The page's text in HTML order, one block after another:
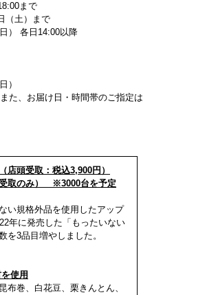
まで
（土）まで
） 各日14:00以降
）
た、お届け日・時間帯のご指定は
店頭受取：税込3,900円）
取のみ） ※3000台を予定
い規格外品を使用したアップ
年に発売した「もったいない
を3品目増やしました。
使用
布巻、白花豆、栗きんとん、